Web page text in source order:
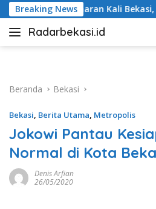
Langsung
ke
konten
Breaking News
Bekasi, Fraksi Gerindra Tekankan
Radarbekasi.id
Berita
Beranda
Bekasi
Bekasi, Berita Utama, Metropolis
Jokowi Pantau
Normal di Kota
Denis Arfian
26/05/2020